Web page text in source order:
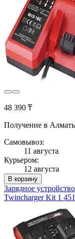
48 390 ₸
Получение в
Самовывоз:
11 августа
Курьером:
12 августа
В корзину
Зарядное
Twincharger Kit 1